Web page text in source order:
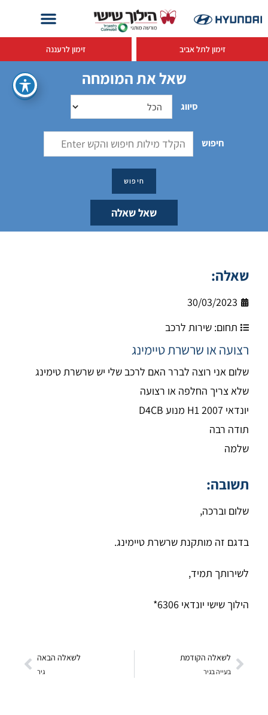
זימון לתל אביב זימון לרעננה
שאל את המומחה
סיווג
חיפוש
שאל שאלה
שאלה:
30/03/2023
תחום: שירות לרכב
רצועה או שרשרת טיימינג
שלום אני רוצה לברר האם לרכב שלי יש שרשרת טימינג
שלא צריך החלפה או רצועה
יונדאי H1 2007 מנוע D4CB
תודה רבה
שלמה
תשובה:
שלום וברכה,
בדגם זה מותקנת שרשרת טיימינג.
לשירותך תמיד,
הילוך שישי יונדאי 6306*
לשאלה הקודמת
בעייה בגיר
לשאלה הבאה
גיר